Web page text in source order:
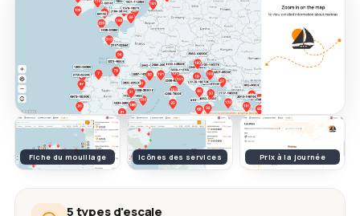
Fiche du mouillage Icônes des services Prix à la journée
5 types d'escale